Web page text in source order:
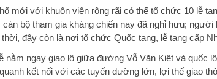
mới với khuôn viên rộng rãi có thể tổ chức 10 lễ
bộ tham gia kháng chiến nay đã nghỉ hưu;
đây còn là nơi tổ chức Quốc tang, lễ tang cấp
nằm ngay giao lộ giữa đường Vỗ Văn Kiệt và quốc
kết nối với các tuyến đường lớn, lợi thế giao